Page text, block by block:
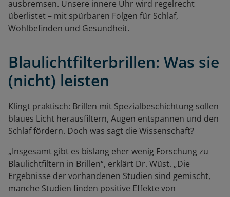
ausbremsen. Unsere innere Uhr wird regelrecht
überlistet – mit spürbaren Folgen für Schlaf,
Wohlbefinden und Gesundheit.
Blaulichtfilterbrillen: Was sie
(nicht) leisten
Klingt praktisch: Brillen mit Spezialbeschichtung sollen
blaues Licht herausfiltern, Augen entspannen und den
Schlaf fördern. Doch was sagt die Wissenschaft?
„Insgesamt gibt es bislang eher wenig Forschung zu
Blaulichtfiltern in Brillen“, erklärt Dr. Wüst. „Die
Ergebnisse der vorhandenen Studien sind gemischt,
manche Studien finden positive Effekte von